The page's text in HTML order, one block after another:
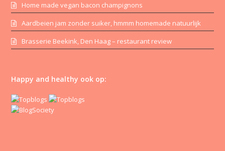
Home made vegan bacon champignons
Aardbeien jam zonder suiker, hmmm homemade natuurlijk
Brasserie Beekink, Den Haag – restaurant review
Happy and healthy ook op: